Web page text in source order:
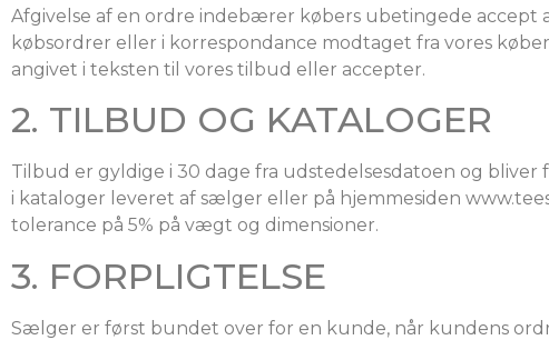
Afgivelse af en ordre indebærer købers ubetingede accept
købsordrer eller i korrespondance modtaget fra vores
angivet i teksten til vores tilbud eller accepter.
2. TILBUD OG KATALOGER
Tilbud er gyldige i 30 dage fra udstedelsesdatoen og bliver
i kataloger leveret af sælger eller på hjemmesiden
tolerance på 5% på vægt og dimensioner.
3. FORPLIGTELSE
Sælger er først bundet over for en kunde, når kundens